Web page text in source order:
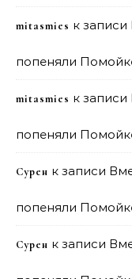
mitasmies к записи
попеняли
mitasmies к записи
попеняли
Сурен к записи
попеняли
Сурен к записи